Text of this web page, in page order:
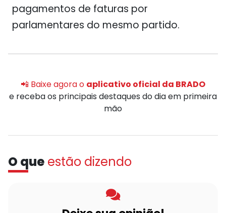
pagamentos de faturas por
parlamentares do mesmo partido.
📲 Baixe agora o aplicativo oficial da BRADO
e receba os principais destaques do dia em primeira
mão
O que estão dizendo